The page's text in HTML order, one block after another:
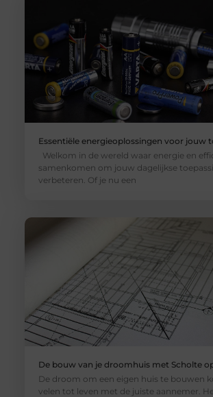
Essentiële energieoplossingen voor jouw
Welkom in de wereld waar energie en
samenkomen om jouw dagelijkse
verbeteren. Of je nu een
De bouw van je droomhuis met Scholte
De droom om een eigen huis te bouwen
velen tot leven met de juiste aannemer.